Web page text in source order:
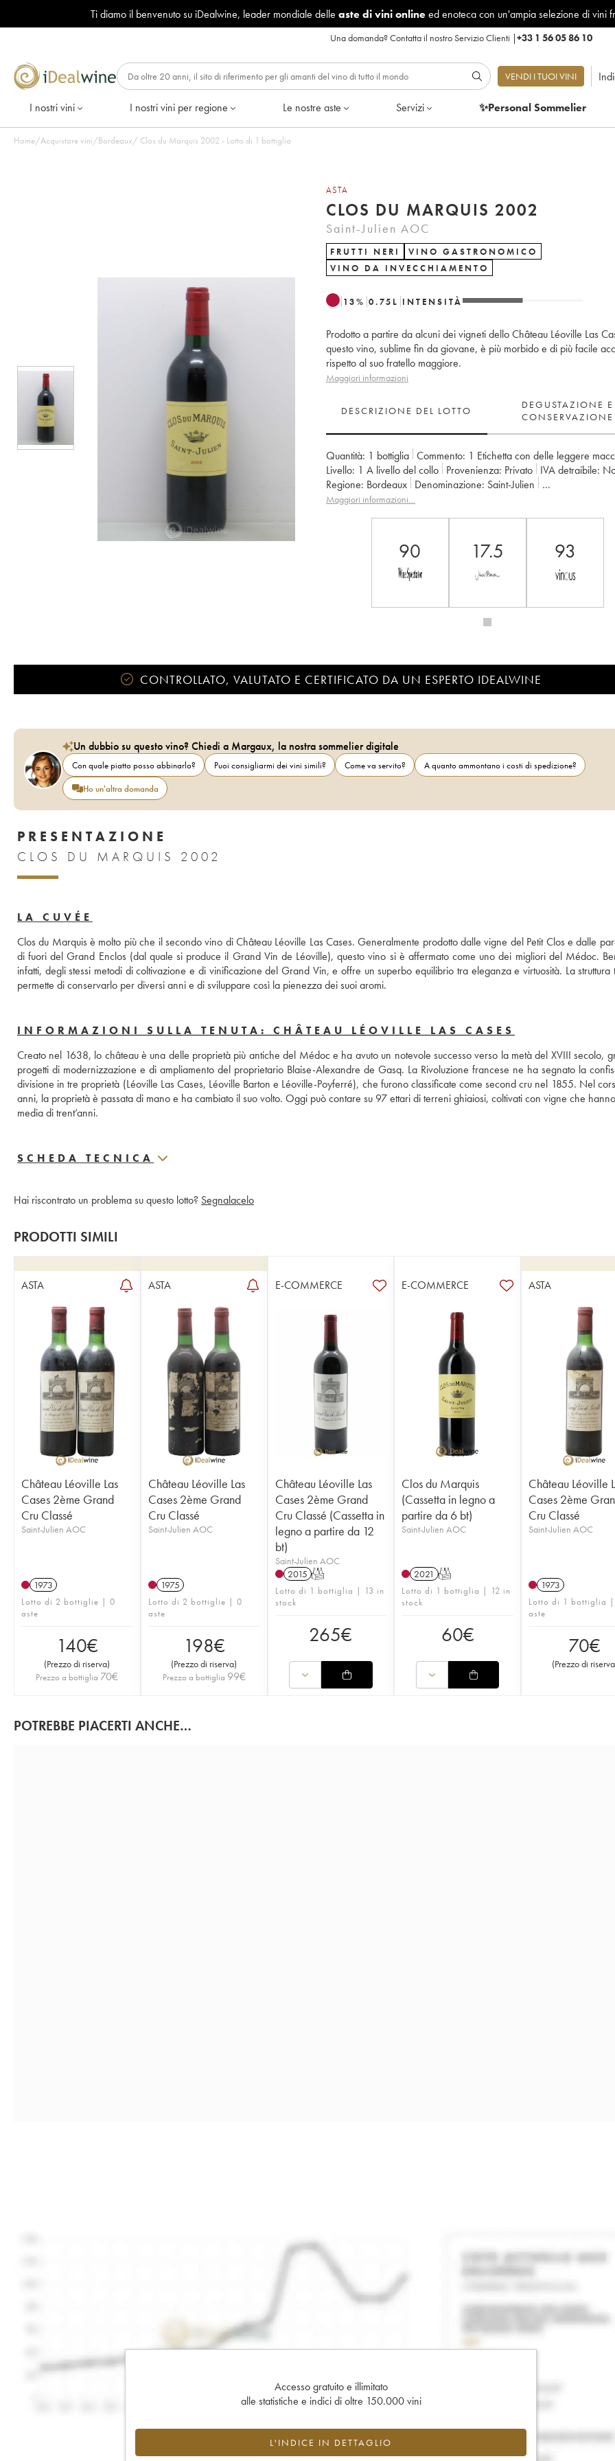
Ti diamo il benvenuto su iDealwine, leader mondiale delle aste di vini onlineed enoteca con un'ampia selezione di vini
Una domanda?Contatta il nostro Servizio Clienti |+33 1 56 05 86 10
VENDI I TUOI VINI
I nostri vini I nostri vini per regione Le nostre aste Servizi ✨Personal Sommelier
Home/Acquistare vini/Bordeaux/ Clos du Marquis 2002 - Lotto di 1 bottiglia
ASTA
CLOS DU MARQUIS 2002
Saint-Julien AOC
FRUTTI NERI
VINO GASTRONOMICO
VINO DA INVECCHIAMENTO
13% 0.75 L INTENSITÀ
Prodotto a partire da alcuni dei vigneti dello Château Léoville Las
questo vino, sublime fin da giovane, è più morbido e di più facile
rispetto al suo fratello maggiore.
Maggiori informazioni
DESCRIZIONE DEL LOTTO
DEGUSTAZIONE E
CONSERVAZIONE
Quantità: 1 bottiglia Commento: 1 Etichetta con delle leggere
Livello: 1 A livello del collo Provenienza: privato IVA detraibile:
Regione:
Bordeaux Denominazione:
Saint-Julien
Proprietario: SC du Ch. Léoville Las Cases (Consorts Delon)
Maggiori informazioni…
90 17.5 93
CONTROLLATO, VALUTATO E CERTIFICATO DA UN ESPERTO IDEALWINE
Un dubbio su questo vino? Chiedi a Margaux, la nostra sommelier digitale
Con quale piatto posso abbinarlo? Puoi consigliarmi dei vini simili? Come va servito?
A quanto ammontano i costi di spedizione?
Ho un'altra domanda
PRESENTAZIONE
CLOS DU MARQUIS 2002
LA CUVÉE
Clos du Marquis è molto più che il secondo vino di Château Léoville Las Cases. Generalmente prodotto dalle vigne del Petit Clos e dalle
di fuori del Grand Enclos (dal quale si produce il Grand Vin de Léoville), questo vino si è affermato come uno dei migliori del Médoc.
infatti, degli stessi metodi di coltivazione e di vinificazione del Grand Vin, e offre un superbo equilibrio tra eleganza e virtuosità. La struttura
permette di conservarlo per diversi anni e di sviluppare così la pienezza dei suoi aromi.
INFORMAZIONI SULLA TENUTA: CHÂTEAU LÉOVILLE LAS CASES
Creato nel 1638, lo château è una delle proprietà più antiche del Médoc e ha avuto un notevole successo verso la metà del XVIII secolo,
progetti di modernizzazione e di ampliamento del proprietario Blaise-Alexandre de Gasq. La Rivoluzione francese ne ha segnato la
divisione in tre proprietà (Léoville Las Cases, Léoville Barton e Léoville-Poyferré), che furono classificate come second cru nel 1855. Nel
anni, la proprietà è passata di mano e ha cambiato il suo volto. Oggi può contare su 97 ettari di terreni ghiaiosi, coltivati con vigne che
media di trent’anni.
SCHEDA TECNICA
Hai riscontrato un problema su questo lotto? Segnalacelo
PRODOTTI SIMILI
ASTA
Château Léoville Las
Cases 2ème Grand
Cru Classé
Saint-Julien AOC
1973
Lotto di 2 bottiglie | 0
aste
140€
(Prezzo di riserva)
Prezzo a bottiglia 70€
ASTA
Château Léoville Las
Cases 2ème Grand
Cru Classé
Saint-Julien AOC
1975
Lotto di 2 bottiglie | 0
aste
198€
(Prezzo di riserva)
Prezzo a bottiglia 99€
E-COMMERCE
Château Léoville Las
Cases 2ème Grand
Cru Classé (Cassetta in
legno a partire da 12
bt)
Saint-Julien AOC
2015 T
Lotto di 1 bottiglia | 13 in
stock
265€
E-COMMERCE
Clos du Marquis
(Cassetta in legno a
partire da 6 bt)
Saint-Julien AOC
2021 T
Lotto di 1 bottiglia | 12 in
stock
60€
ASTA
Château Léoville
Cases 2ème
Cru Classé
Saint-Julien AOC
1973
Lotto di 1 bottiglia
aste
70€
(Prezzo di riserva
POTREBBE PIACERTI ANCHE…
Accesso gratuito e illimitato
alle statistiche e indici di oltre 150.000 vini
L'INDICE IN DETTAGLIO